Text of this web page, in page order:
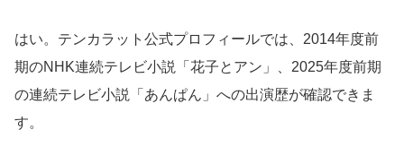
はい。テンカラット公式プロフィールでは、2014年度前
期のNHK連続テレビ小説「花子とアン」、2025年度前期
の連続テレビ小説「あんぱん」への出演歴が確認できま
す。